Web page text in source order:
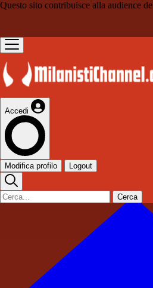
Questo sito contribuisce alla audience de
Accedi
Modifica profilo Logout
Cerca